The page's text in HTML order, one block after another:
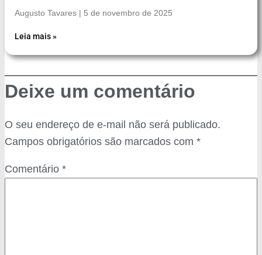
Augusto Tavares 5 de novembro de 2025
Leia mais »
Deixe um comentário
O seu endereço de e-mail não será publicado.
Campos obrigatórios são marcados com *
Comentário *